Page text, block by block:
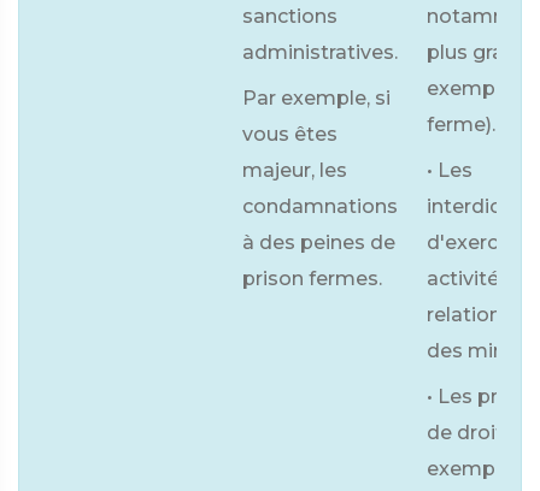
sanctions
administratives.
Par exemple, si
vous êtes
majeur, les
condamnations
à des peines de
prison fermes.
plus
exemple,
ferme).
• Les
d'exercer
activité en
relation
des
• Les
de droits
exemple